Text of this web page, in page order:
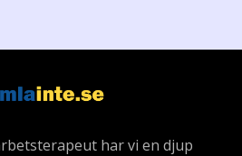
har vi en djup